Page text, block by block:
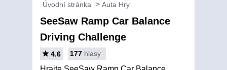
Úvodní stránka Auta Hry
SeeSaw Ramp Car Balance
Driving Challenge
4.6 177 hlasy